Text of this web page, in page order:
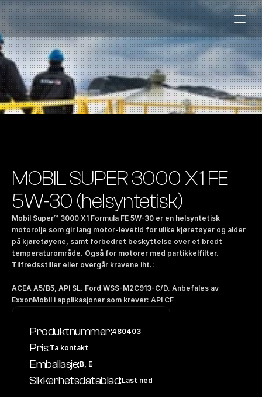
Marine
Auto & Industri
Bensinstasjoner
Våre Produkter
Om Selskapet
NO|EN
Kontakt oss
MOBIL SUPER 3000 X1 FE
5W-30 (helsyntetisk)
Mobil Super™ 3000 X1 Formula FE 5W-30 er en helsyntetisk
motorolje som gir lang motor-levetid for ulike kjøretøyer og alder
på kjøretøyene, samt forbedret beskyttelse over et bredt
temperaturområde. Også for motorer med partikkelfilter.
Tilfredsstiller eller overgår kravene iht.:
ACEA A5/B5, API SL. Ford WSS-M2C913-C/D. Anbefales av
ExxonMobil i applikasjoner som krever: API CF
Produktnummer:480403
Pris:Ta kontakt
Emballasje:B, E
Sikkerhetsdatablad:Last ned